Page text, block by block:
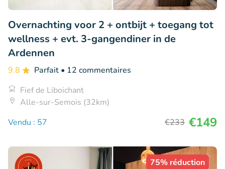
Overnachting voor 2 + ontbijt + toegang tot
wellness + evt. 3-gangendiner in de
Ardennen
9.8 Parfait • 12 commentaires
Fief de Liboichant
Alle-sur-Semois (32km)
Vendu : 57
€233 €149
75% réduction